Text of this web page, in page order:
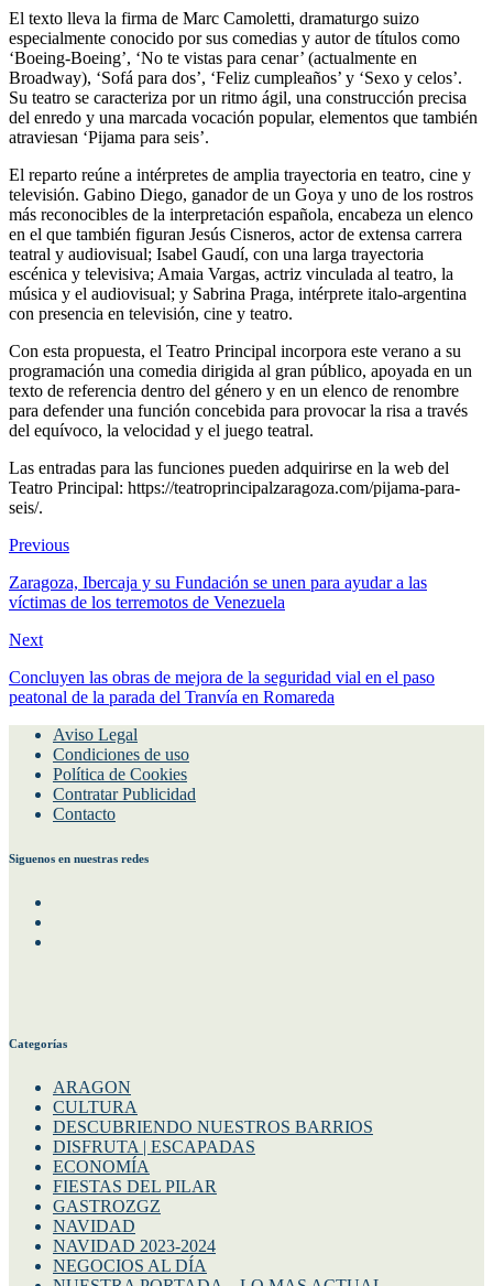
El texto lleva la firma de Marc Camoletti, dramaturgo suizo
especialmente conocido por sus comedias y autor de títulos como
‘Boeing-Boeing’, ‘No te vistas para cenar’ (actualmente en
Broadway), ‘Sofá para dos’, ‘Feliz cumpleaños’ y ‘Sexo y celos’.
Su teatro se caracteriza por un ritmo ágil, una construcción precisa
del enredo y una marcada vocación popular, elementos que también
atraviesan ‘Pijama para seis’.
El reparto reúne a intérpretes de amplia trayectoria en teatro, cine y
televisión. Gabino Diego, ganador de un Goya y uno de los rostros
más reconocibles de la interpretación española, encabeza un elenco
en el que también figuran Jesús Cisneros, actor de extensa carrera
teatral y audiovisual; Isabel Gaudí, con una larga trayectoria
escénica y televisiva; Amaia Vargas, actriz vinculada al teatro, la
música y el audiovisual; y Sabrina Praga, intérprete italo-argentina
con presencia en televisión, cine y teatro.
Con esta propuesta, el Teatro Principal incorpora este verano a su
programación una comedia dirigida al gran público, apoyada en un
texto de referencia dentro del género y en un elenco de renombre
para defender una función concebida para provocar la risa a través
del equívoco, la velocidad y el juego teatral.
Las entradas para las funciones pueden adquirirse en la web del
Teatro Principal: https://teatroprincipalzaragoza.com/pijama-para-
seis/.
Previous
Zaragoza, Ibercaja y su Fundación se unen para ayudar a las
víctimas de los terremotos de Venezuela
Next
Concluyen las obras de mejora de la seguridad vial en el paso
peatonal de la parada del Tranvía en Romareda
Aviso Legal
Condiciones de uso
Política de Cookies
Contratar Publicidad
Contacto
Siguenos en nuestras redes
Categorías
ARAGON
CULTURA
DESCUBRIENDO NUESTROS BARRIOS
DISFRUTA | ESCAPADAS
ECONOMÍA
FIESTAS DEL PILAR
GASTROZGZ
NAVIDAD
NAVIDAD 2023-2024
NEGOCIOS AL DÍA